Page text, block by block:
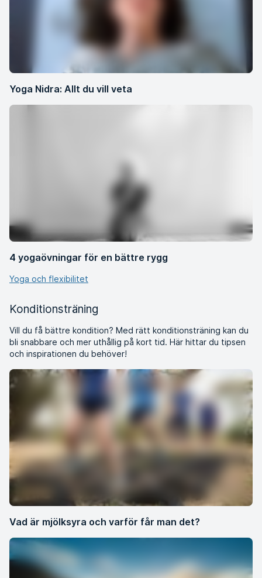
Yoga Nidra: Allt du vill veta
4 yogaövningar för en bättre rygg
Yoga och flexibilitet
Konditionsträning
Vill du få bättre kondition? Med rätt konditionsträning kan du
bli snabbare och mer uthållig på kort tid. Här hittar du tipsen
och inspirationen du behöver!
Vad är mjölksyra och varför får man det?